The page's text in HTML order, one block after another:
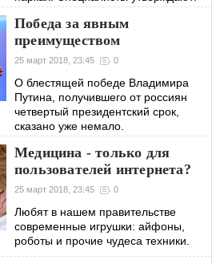
ничего хорошего в этом нет -
паломничество обитателей леса
может быть
Победа за явным
преимуществом
25 март 2018, 23:45 0
О блестящей победе Владимира
Путина, получившего от россиян
четвертый президентский срок,
сказано уже немало.
Медицина - только для
пользователей интернета?
25 март 2018, 23:45 0
Любят в нашем правительстве
современные игрушки: айфоны,
роботы и прочие чудеса техники.